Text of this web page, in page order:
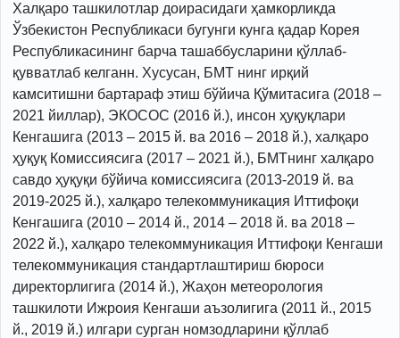
Халқаро ташкилотлар доирасидаги ҳамкорликда
Ўзбекистон Республикаси бугунги кунга қадар Корея
Республикасининг барча ташаббусларини қўллаб-
қувватлаб келганн. Хусусан, БМТ нинг ирқий
камситишни бартараф этиш бўйича Қўмитасига (2018 –
2021 йиллар), ЭКОСОС (2016 й.), инсон ҳуқуқлари
Кенгашига (2013 – 2015 й. ва 2016 – 2018 й.), халқаро
ҳуқуқ Комиссиясига (2017 – 2021 й.), БМТнинг халқаро
савдо ҳуқуқи бўйича комиссиясига (2013-2019 й. ва
2019-2025 й.), халқаро телекоммуникация Иттифоқи
Кенгашига (2010 – 2014 й., 2014 – 2018 й. ва 2018 –
2022 й.), халқаро телекоммуникация Иттифоқи Кенгаши
телекоммуникация стандартлаштириш бюроси
директорлигига (2014 й.), Жаҳон метеорология
ташкилоти Ижроия Кенгаши аъзолигига (2011 й., 2015
й., 2019 й.) илгари сурган номзодларини қўллаб